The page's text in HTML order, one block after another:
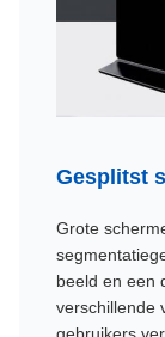
Gesplitst
Grote
beeld en een
verschillende